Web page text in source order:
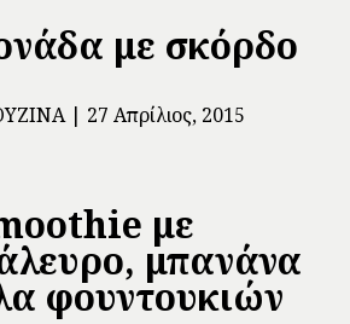
με σκόρδο
27 Απρίλιος, 2015
με
μπανάνα
φουντουκιών